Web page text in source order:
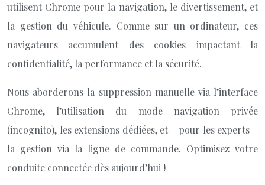
utilisent Chrome pour la navigation, le divertissement, et
la gestion du véhicule. Comme sur un ordinateur, ces
navigateurs accumulent des cookies impactant la
confidentialité, la performance et la sécurité.
Nous aborderons la suppression manuelle via l’interface
Chrome, l’utilisation du mode navigation privée
(incognito), les extensions dédiées, et – pour les experts –
la gestion via la ligne de commande. Optimisez votre
conduite connectée dès aujourd’hui !